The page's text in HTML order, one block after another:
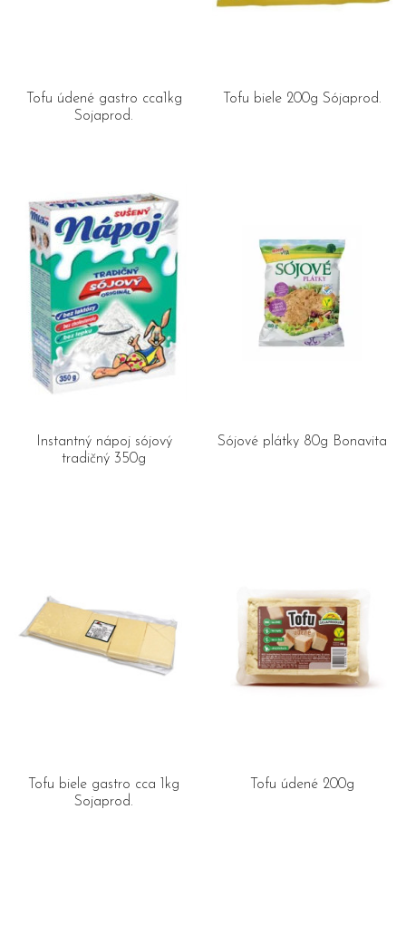
Tofu údené gastro cca1kg
Sojaprod.
Tofu biele 200g Sójaprod.
Instantný nápoj sójový
tradičný 350g
Sójové plátky 80g Bonavita
Tofu biele gastro cca 1kg
Sojaprod.
Tofu údené 200g